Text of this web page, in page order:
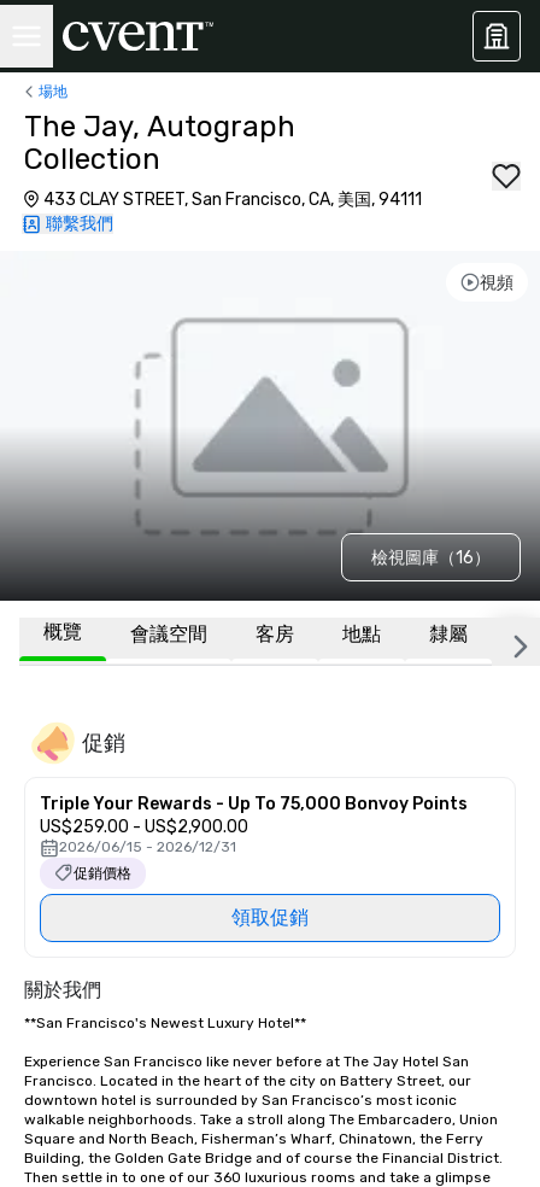
場地
The Jay, Autograph
Collection
433 CLAY STREET, San Francisco, CA, 美国, 94111
聯繫我們
視頻
檢視圖庫（16）
概覽 會議空間 客房 地點 隸屬 更
促銷
Triple Your Rewards - Up To 75,000 Bonvoy Points
US$259.00 - US$2,900.00
2026/06/15 - 2026/12/31
促銷價格
領取促銷
關於我們
**San Francisco's Newest Luxury Hotel**
Experience San Francisco like never before at The Jay Hotel San
Francisco. Located in the heart of the city on Battery Street, our
downtown hotel is surrounded by San Francisco’s most iconic
walkable neighborhoods. Take a stroll along The Embarcadero, Union
Square and North Beach, Fisherman’s Wharf, Chinatown, the Ferry
Building, the Golden Gate Bridge and of course the Financial District.
Then settle in to one of our 360 luxurious rooms and take a glimpse